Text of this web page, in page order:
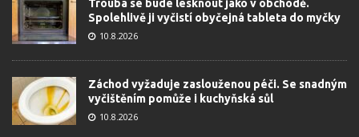
Trouba se bude lesknout jako v obchodě.
Spolehlivě ji vyčistí obyčejná tableta do myčky
10.8.2026
Záchod vyžaduje zaslouženou péči. Se snadným
vyčištěním pomůže i kuchyňská sůl
10.8.2026